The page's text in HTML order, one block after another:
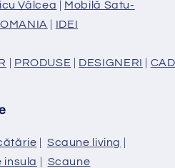
Vâlcea | Mobilă Satu-
| IDEI
| PRODUSE | DESIGNERI |
| Scaune living |
insula | Scaune